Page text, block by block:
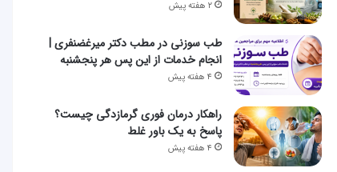
۲ هفته پیش
طب سوزنی در مطب دکتر میرغضنفری |
انجام خدمات از این پس هر پنجشنبه
۴ هفته پیش
راهکار درمان فوری گرمازدگی چیست؟
پاسخ به یک باور غلط
۴ هفته پیش